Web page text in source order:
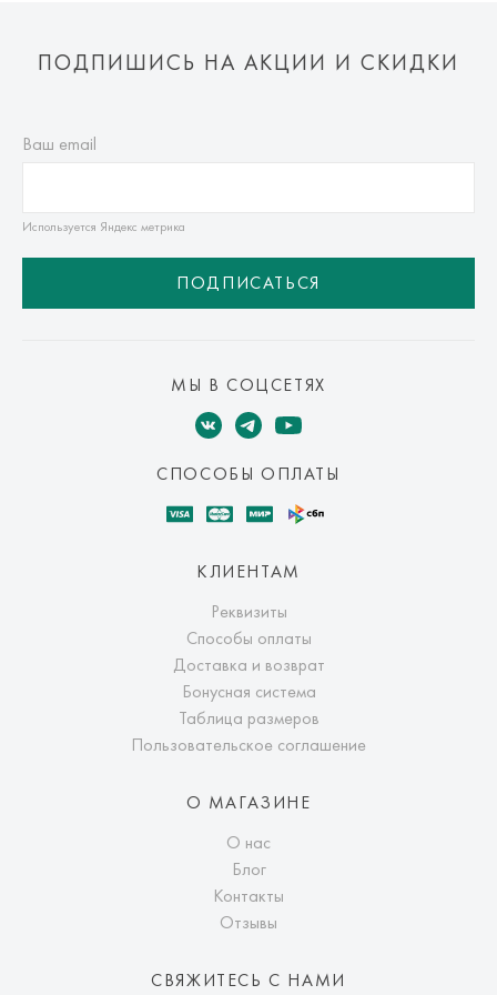
ПОДПИШИСЬ НА АКЦИИ И СКИДКИ
Ваш email
Используется Яндекс метрика
ПОДПИСАТЬСЯ
МЫ В СОЦСЕТЯХ
СПОСОБЫ ОПЛАТЫ
КЛИЕНТАМ
Реквизиты
Способы оплаты
Доставка и возврат
Бонусная система
Таблица размеров
Пользовательское соглашение
О МАГАЗИНЕ
О нас
Блог
Контакты
Отзывы
СВЯЖИТЕСЬ С НАМИ